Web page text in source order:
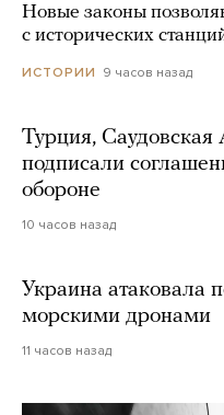
Новые законы
с исторических
ИСТОРИИ 9 часов назад
Турция,
подписали
обороне
10 часов назад
Украина атаковала
морскими дронами
11 часов назад